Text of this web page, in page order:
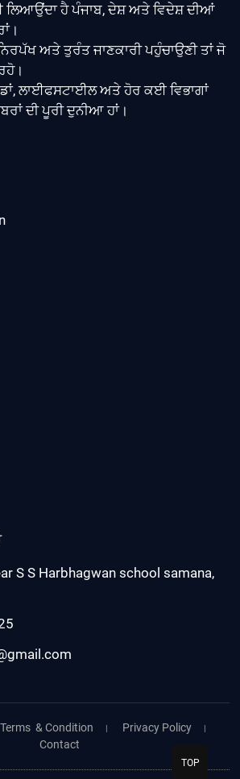
ਲਿਆਉਂਦਾ ਹੈ ਪੰਜਾਬ, ਦੇਸ਼ ਅਤੇ ਵਿਦੇਸ਼ ਦੀਆਂ
ਅਤੇ ਤੁਰੰਤ ਜਾਣਕਾਰੀ ਪਹੁੰਚਾਉਣੀ ਤਾਂ ਜੋ
ਲਾਈਫਸਟਾਈਲ ਅਤੇ ਹੋਰ ਕਈ ਵਿਭਾਗਾਂ
ਦੀ ਪੂਰੀ ਦੁਨੀਆ ਹਾਂ।
S S Harbhagwan school samana,
Terms & Condition
Privacy Policy
Contact
TOP